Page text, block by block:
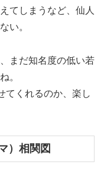
てしまうなど、仙人
い。
まだ知名度の低い若
。
てくれるのか、楽し
）相関図